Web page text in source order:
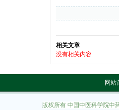
相关文章
没有相关内容
网站
版权所有 中国中医科学院中